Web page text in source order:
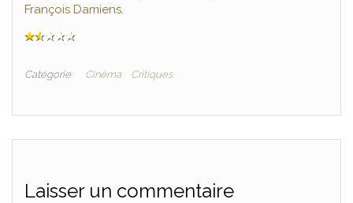
François Damiens.
Catégorie Cinéma Critiques
Laisser un commentaire